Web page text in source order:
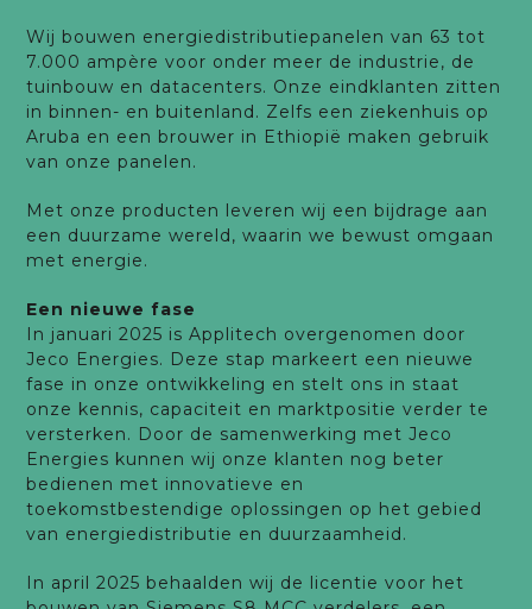
Wij bouwen energiedistributiepanelen van 63 tot
7.000 ampère voor onder meer de industrie, de
tuinbouw en datacenters. Onze eindklanten zitten
in binnen- en buitenland. Zelfs een ziekenhuis op
Aruba en een brouwer in Ethiopië maken gebruik
van onze panelen.
Met onze producten leveren wij een bijdrage aan
een duurzame wereld, waarin we bewust omgaan
met energie.
Een nieuwe fase
In januari 2025 is Applitech overgenomen door
Jeco Energies. Deze stap markeert een nieuwe
fase in onze ontwikkeling en stelt ons in staat
onze kennis, capaciteit en marktpositie verder te
versterken. Door de samenwerking met Jeco
Energies kunnen wij onze klanten nog beter
bedienen met innovatieve en
toekomstbestendige oplossingen op het gebied
van energiedistributie en duurzaamheid.
In april 2025 behaalden wij de licentie voor het